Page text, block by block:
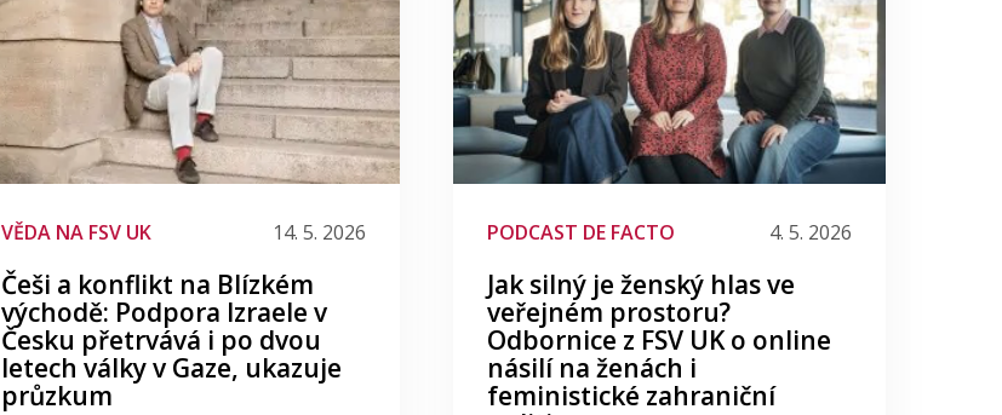
VĚDA NA FSV UK 14. 5. 2026
Češi a konflikt na Blízkém
východě: Podpora Izraele v
Česku přetrvává i po dvou
letech války v Gaze, ukazuje
průzkum
PODCAST DE FACTO 4. 5. 2026
Jak silný je ženský hlas ve
veřejném prostoru?
Odbornice z FSV UK o online
násilí na ženách i
feministické zahraniční